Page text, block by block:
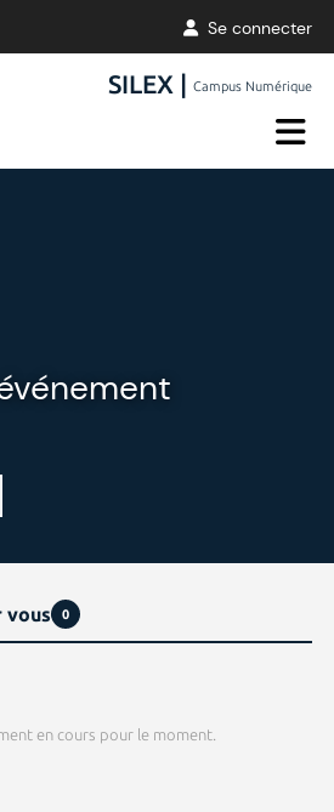
Se connecter
SILEX |Campus Numérique
vous 0
en cours pour le moment.